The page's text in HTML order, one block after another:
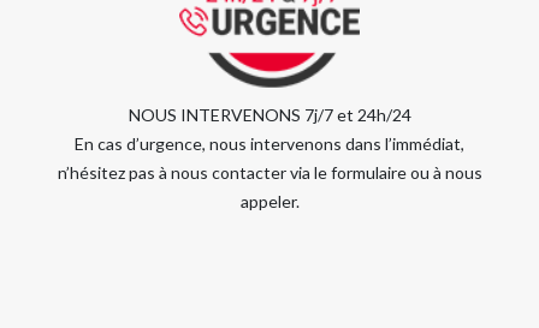
NOUS INTERVENONS 7j/7 et 24h/24
En cas d’urgence, nous intervenons dans l’immédiat,
n’hésitez pas à nous contacter via le formulaire ou à nous
appeler.